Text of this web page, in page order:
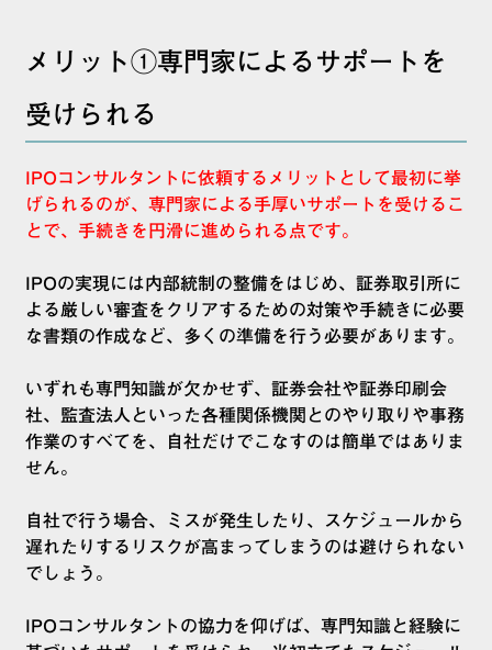
メリット①専門家によるサポートを
受けられる
IPOコンサルタントに依頼するメリットとして最初に挙
げられるのが、専門家による手厚いサポートを受けるこ
とで、手続きを円滑に進められる点です。
IPOの実現には内部統制の整備をはじめ、証券取引所に
よる厳しい審査をクリアするための対策や手続きに必要
な書類の作成など、多くの準備を行う必要があります。
いずれも専門知識が欠かせず、証券会社や証券印刷会
社、監査法人といった各種関係機関とのやり取りや事務
作業のすべてを、自社だけでこなすのは簡単ではありま
せん。
自社で行う場合、ミスが発生したり、スケジュールから
遅れたりするリスクが高まってしまうのは避けられない
でしょう。
IPOコンサルタントの協力を仰げば、専門知識と経験に